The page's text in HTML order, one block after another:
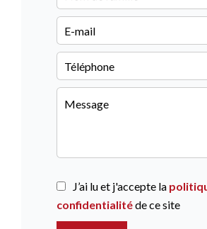
J’ai lu et j'accepte la
confidentialitéde ce site